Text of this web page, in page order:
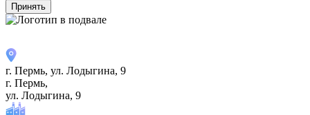
Принять
г. Пермь, ул. ​Лодыгина, 9
г. Пермь,
ул. ​Лодыгина, 9